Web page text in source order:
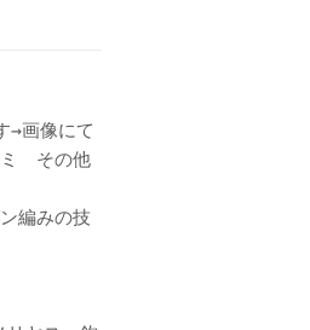
→画像にて
ミ その他
編みの技